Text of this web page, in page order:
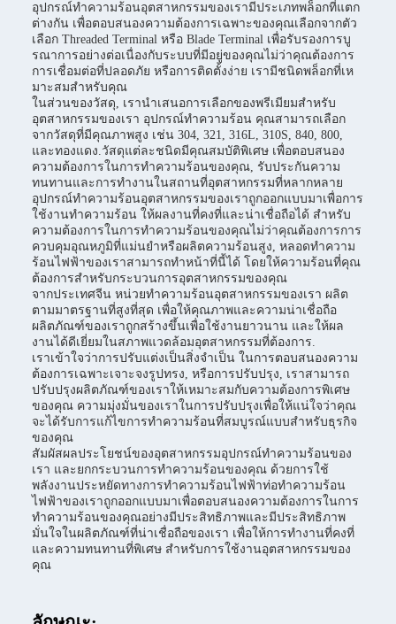
อุปกรณ์ทําความร้อนอุตสาหกรรมของเรามีประเภทพล็อกที่แตก
ต่างกัน เพื่อตอบสนองความต้องการเฉพาะของคุณเลือกจากตัว
เลือก Threaded Terminal หรือ Blade Terminal เพื่อรับรองการบู
รณาการอย่างต่อเนื่องกับระบบที่มีอยู่ของคุณไม่ว่าคุณต้องการ
การเชื่อมต่อที่ปลอดภัย หรือการติดตั้งง่าย เรามีชนิดพล็อกที่เห
มาะสมสําหรับคุณ
ในส่วนของวัสดุ, เรานําเสนอการเลือกของพรีเมียมสําหรับ
อุตสาหกรรมของเรา อุปกรณ์ทําความร้อน คุณสามารถเลือก
จากวัสดุที่มีคุณภาพสูง เช่น 304, 321, 316L, 310S, 840, 800,
และทองแดง.วัสดุแต่ละชนิดมีคุณสมบัติพิเศษ เพื่อตอบสนอง
ความต้องการในการทําความร้อนของคุณ, รับประกันความ
ทนทานและการทํางานในสถานที่อุตสาหกรรมที่หลากหลาย
อุปกรณ์ทําความร้อนอุตสาหกรรมของเราถูกออกแบบมาเพื่อการ
ใช้งานทําความร้อน ให้ผลงานที่คงที่และน่าเชื่อถือได้ สําหรับ
ความต้องการในการทําความร้อนของคุณไม่ว่าคุณต้องการการ
ควบคุมอุณหภูมิที่แม่นยําหรือผลิตความร้อนสูง, หลอดทําความ
ร้อนไฟฟ้าของเราสามารถทําหน้าที่นี้ได้ โดยให้ความร้อนที่คุณ
ต้องการสําหรับกระบวนการอุตสาหกรรมของคุณ
จากประเทศจีน หน่วยทําความร้อนอุตสาหกรรมของเรา ผลิต
ตามมาตรฐานที่สูงที่สุด เพื่อให้คุณภาพและความน่าเชื่อถือ
ผลิตภัณฑ์ของเราถูกสร้างขึ้นเพื่อใช้งานยาวนาน และให้ผล
งานได้ดีเยี่ยมในสภาพแวดล้อมอุตสาหกรรมที่ต้องการ.
เราเข้าใจว่าการปรับแต่งเป็นสิ่งจําเป็น ในการตอบสนองความ
ต้องการเฉพาะเจาะจงรูปทรง, หรือการปรับปรุง, เราสามารถ
ปรับปรุงผลิตภัณฑ์ของเราให้เหมาะสมกับความต้องการพิเศษ
ของคุณ ความมุ่งมั่นของเราในการปรับปรุงเพื่อให้แน่ใจว่าคุณ
จะได้รับการแก้ไขการทําความร้อนที่สมบูรณ์แบบสําหรับธุรกิจ
ของคุณ
สัมผัสผลประโยชน์ของอุตสาหกรรมอุปกรณ์ทําความร้อนของ
เรา และยกกระบวนการทําความร้อนของคุณ ด้วยการใช้
พลังงานประหยัดทางการทําความร้อนไฟฟ้าท่อทําความร้อน
ไฟฟ้าของเราถูกออกแบบมาเพื่อตอบสนองความต้องการในการ
ทําความร้อนของคุณอย่างมีประสิทธิภาพและมีประสิทธิภาพ
มั่นใจในผลิตภัณฑ์ที่น่าเชื่อถือของเรา เพื่อให้การทํางานที่คงที่
และความทนทานที่พิเศษ สําหรับการใช้งานอุตสาหกรรมของ
คุณ